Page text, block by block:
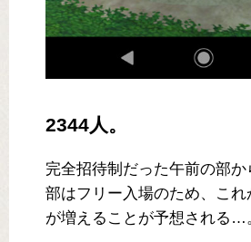
2344人。
完全招待制だった午前の部
部はフリー入場のため、これ
が増えることが予想される…